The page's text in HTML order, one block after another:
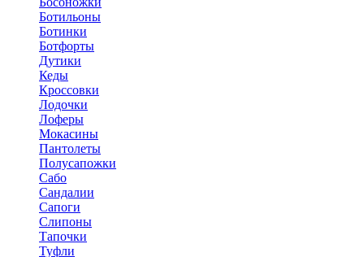
Ботильоны
Ботинки
Ботфорты
Дутики
Кеды
Кроссовки
Лодочки
Лоферы
Мокасины
Пантолеты
Полусапожки
Сабо
Сандалии
Сапоги
Слипоны
Тапочки
Туфли